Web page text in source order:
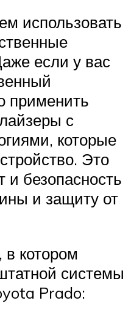
использовать
если у вас
применить
с
которые
Это
и безопасность
и защиту от
котором
системы
Prado: